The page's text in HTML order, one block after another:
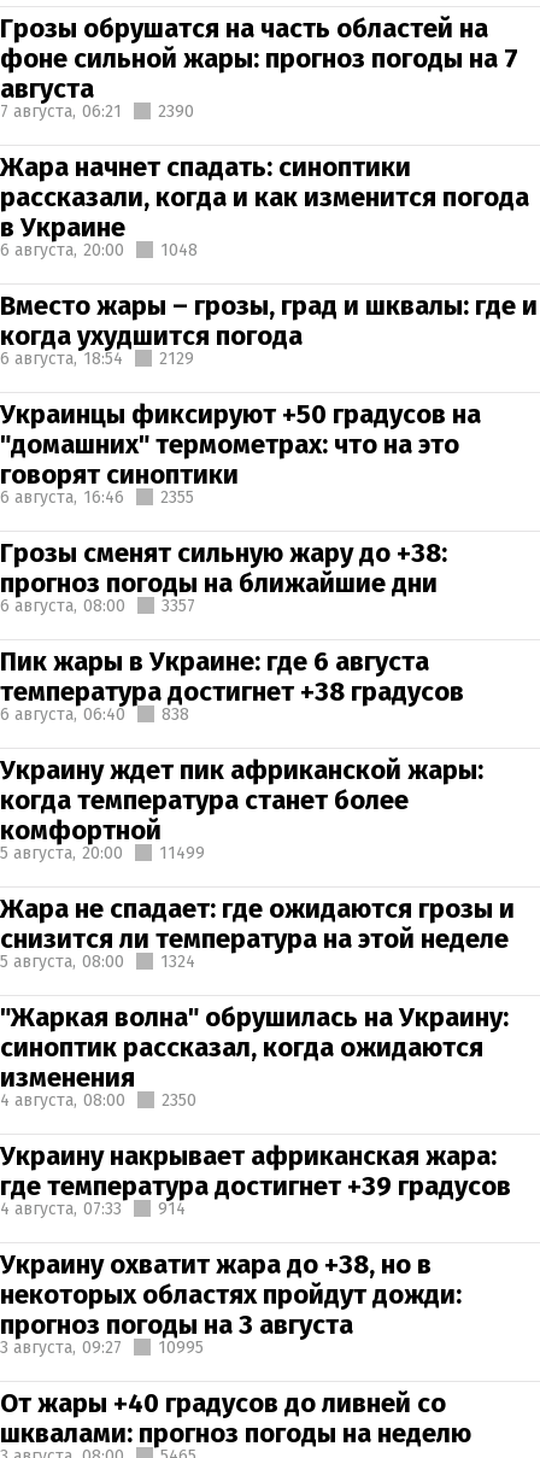
Грозы обрушатся на часть областей на
фоне сильной жары: прогноз погоды на 7
августа
7 августа, 06:21 2390
Жара начнет спадать: синоптики
рассказали, когда и как изменится погода
в Украине
6 августа, 20:00 1048
Вместо жары – грозы, град и шквалы: где и
когда ухудшится погода
6 августа, 18:54 2129
Украинцы фиксируют +50 градусов на
"домашних" термометрах: что на это
говорят синоптики
6 августа, 16:46 2355
Грозы сменят сильную жару до +38:
прогноз погоды на ближайшие дни
6 августа, 08:00 3357
Пик жары в Украине: где 6 августа
температура достигнет +38 градусов
6 августа, 06:40 838
Украину ждет пик африканской жары:
когда температура станет более
комфортной
5 августа, 20:00 11499
Жара не спадает: где ожидаются грозы и
снизится ли температура на этой неделе
5 августа, 08:00 1324
"Жаркая волна" обрушилась на Украину:
синоптик рассказал, когда ожидаются
изменения
4 августа, 08:00 2350
Украину накрывает африканская жара:
где температура достигнет +39 градусов
4 августа, 07:33 914
Украину охватит жара до +38, но в
некоторых областях пройдут дожди:
прогноз погоды на 3 августа
3 августа, 09:27 10995
От жары +40 градусов до ливней со
шквалами: прогноз погоды на неделю